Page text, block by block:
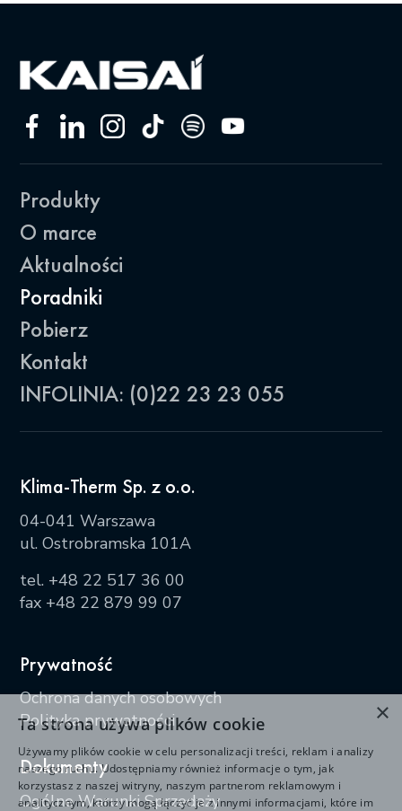
Produkty
O marce
Aktualności
Poradniki
Pobierz
Kontakt
INFOLINIA: (0)22 23 23 055
Klima-Therm Sp. z o.o.
04-041 Warszawa
ul. Ostrobramska 101A
tel. +48 22 517 36 00
fax +48 22 879 99 07
Prywatność
Ochrona danych osobowych
Polityka prywatności
Dokumenty
Ogólne Warunki Sprzedaży
×
Ta strona używa plików cookie
Używamy plików cookie w celu personalizacji treści, reklam i analizy
naszego ruchu. Udostępniamy również informacje o tym, jak
korzystasz z naszej witryny, naszym partnerom reklamowym i
analitycznym, którzy mogą łączyć je z innymi informacjami, które im